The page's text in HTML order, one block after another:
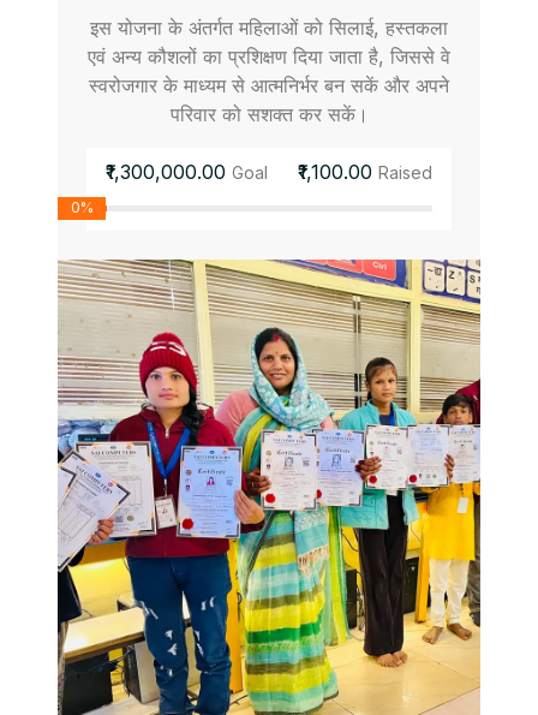
इस योजना के अंतर्गत महिलाओं को सिलाई, हस्तकला
एवं अन्य कौशलों का प्रशिक्षण दिया जाता है, जिससे वे
स्वरोजगार के माध्यम से आत्मनिर्भर बन सकें और अपने
परिवार को सशक्त कर सकें।
₹1,300,000.00 Goal ₹1,100.00 Raised
0%